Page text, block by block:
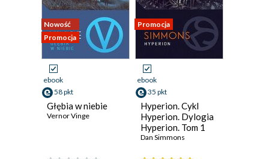
Nowość
Promocja
ebook
58 pkt
Głębia w niebie
Vernor Vinge
Promocja
ebook
35 pkt
Hyperion. Cykl
Hyperion. Dylogia
Hyperion. Tom 1
Dan Simmons